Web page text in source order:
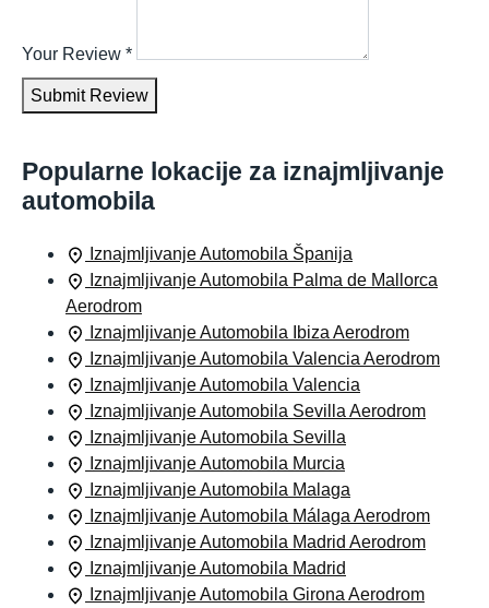
Your Review *
Submit Review
Popularne lokacije za iznajmljivanje
automobila
Iznajmljivanje Automobila Španija
Iznajmljivanje Automobila Palma de Mallorca
Aerodrom
Iznajmljivanje Automobila Ibiza Aerodrom
Iznajmljivanje Automobila Valencia Aerodrom
Iznajmljivanje Automobila Valencia
Iznajmljivanje Automobila Sevilla Aerodrom
Iznajmljivanje Automobila Sevilla
Iznajmljivanje Automobila Murcia
Iznajmljivanje Automobila Malaga
Iznajmljivanje Automobila Málaga Aerodrom
Iznajmljivanje Automobila Madrid Aerodrom
Iznajmljivanje Automobila Madrid
Iznajmljivanje Automobila Girona Aerodrom